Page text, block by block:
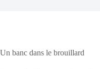
Un banc dans le brouillard